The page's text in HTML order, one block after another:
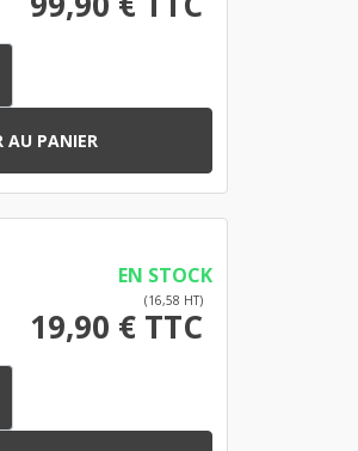
AU PANIER
EN STOCK
(16,58 HT)
19,90 € TTC